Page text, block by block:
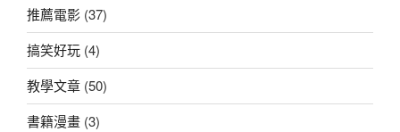
推薦電影 (37)
搞笑好玩 (4)
教學文章 (50)
書籍漫畫 (3)